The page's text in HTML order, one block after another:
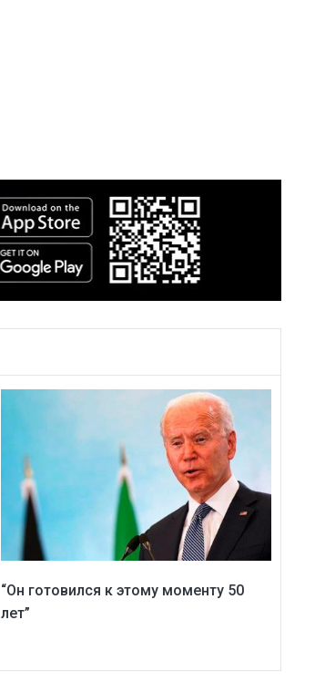
“Он готовился к этому моменту 50
лет”